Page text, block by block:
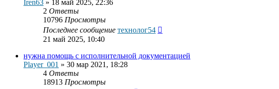
Iren63 » 18 май 2025, 22:36
2 Ответы
10796 Просмотры
Последнее сообщение технолог54
21 май 2025, 10:40
нужна помощь с исполнительной документацией
Player_001 » 30 мар 2021, 18:28
4 Ответы
18913 Просмотры